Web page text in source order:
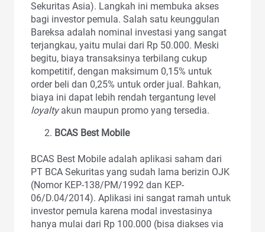
Sekuritas Asia). Langkah ini membuka akses
bagi investor pemula. Salah satu keunggulan
Bareksa adalah nominal investasi yang sangat
terjangkau, yaitu mulai dari Rp 50.000. Meski
begitu, biaya transaksinya terbilang cukup
kompetitif, dengan maksimum 0,15% untuk
order beli dan 0,25% untuk order jual. Bahkan,
biaya ini dapat lebih rendah tergantung level
loyaltyakun maupun promo yang tersedia.
BCAS Best Mobile
BCAS Best Mobile adalah aplikasi saham dari
PT BCA Sekuritas yang sudah lama berizin OJK
(Nomor KEP-138/PM/1992 dan KEP-
06/D.04/2014). Aplikasi ini sangat ramah untuk
investor pemula karena modal investasinya
hanya mulai dari Rp 100.000 (bisa diakses via